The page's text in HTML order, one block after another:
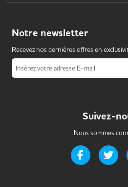
Notre newsletter
Recevez nos dernières offres en
Insérez votre adresse E-mail
Suivez-
Nous sommes
Page